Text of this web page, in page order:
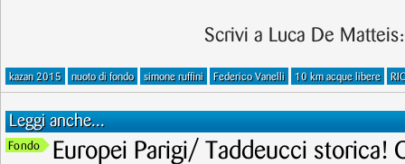
Scrivi a Luca De
kazan 2015 nuoto di fondo simone ruffini Federico Vanelli 10 km acque libere
Leggi anche...
Fondo
Europei Parigi/ Taddeucci storica!